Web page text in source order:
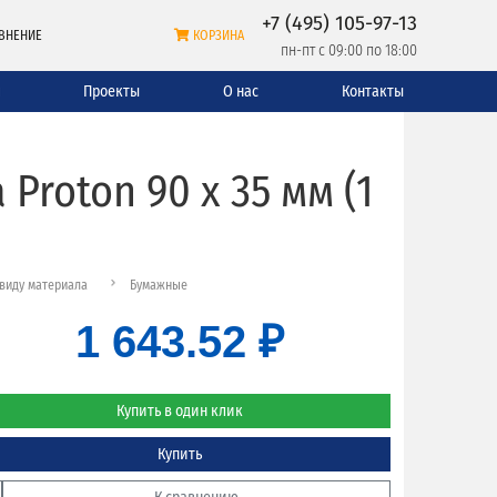
КОРЗИНА +7 (495) 105-97-13
пн-пт с 09:00 по 18:00
Проекты О нас Контакты
Proton 90 x 35 мм (1
материала Бумажные
1 643.52 ₽
Купить в один клик
Купить